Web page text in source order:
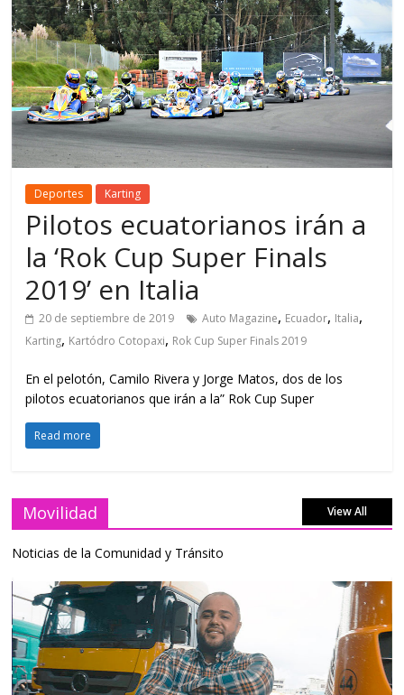
Deportes Karting
Pilotos ecuatorianos irán a
la ‘Rok Cup Super Finals
2019’ en Italia
20 de septiembre de 2019 Auto Magazine, Ecuador, Italia,
Karting, Kartódro Cotopaxi, Rok Cup Super Finals 2019
En el pelotón, Camilo Rivera y Jorge Matos, dos de los
pilotos ecuatorianos que irán a la” Rok Cup Super
Read more
Movilidad View All
Noticias de la Comunidad y Tránsito